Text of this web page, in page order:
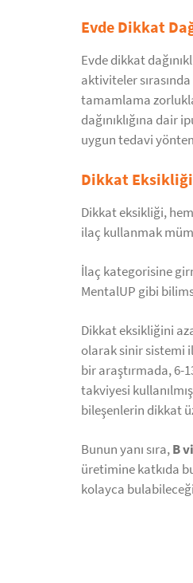
Evde Dikkat
Evde dikkat
aktiviteler
tamamlama
dağınıklığına dair
uygun tedavi
Dikkat
Dikkat eksikliği,
ilaç kullanmak
İlaç kategorisine
MentalUP gibi
Dikkat eksikliğini
olarak sinir sistemi
bir araştırmada, 6-
takviyesi
bileşenlerin dikkat
Bunun yanı sıra,B
üretimine katkıda
kolayca